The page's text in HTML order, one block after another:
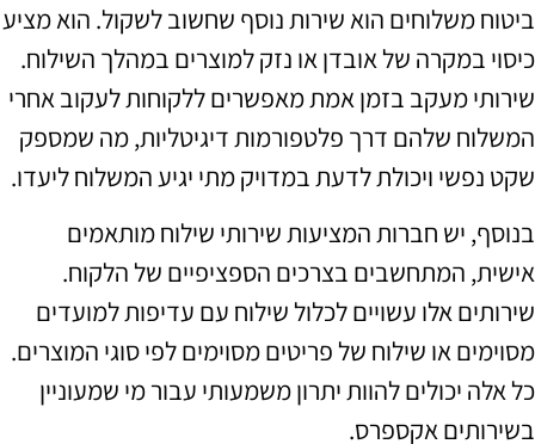
ביטוח משלוחים הוא שירות נוסף שחשוב לשקול. הוא מציע
כיסוי במקרה של אובדן או נזק למוצרים במהלך השילוח.
שירותי מעקב בזמן אמת מאפשרים ללקוחות לעקוב אחרי
המשלוח שלהם דרך פלטפורמות דיגיטליות, מה שמספק
שקט נפשי ויכולת לדעת במדויק מתי יגיע המשלוח ליעדו.
בנוסף, יש חברות המציעות שירותי שילוח מותאמים
אישית, המתחשבים בצרכים הספציפיים של הלקוח.
שירותים אלו עשויים לכלול שילוח עם עדיפות למועדים
מסוימים או שילוח של פריטים מסוימים לפי סוגי המוצרים.
כל אלה יכולים להוות יתרון משמעותי עבור מי שמעוניין
בשירותים אקספרס.